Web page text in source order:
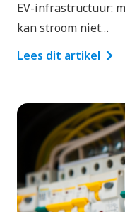
EV-infrastructuur:
kan stroom niet…
Lees dit artikel